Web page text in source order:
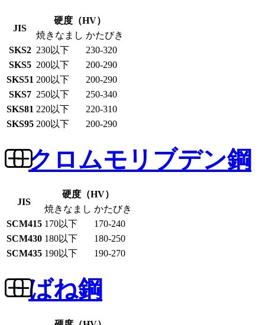
JIS
硬度（HV）
焼きなまし かたびき
SKS2 230以下
230-320
SKS5 200以下
200-290
SKS51 200以下
200-290
SKS7 250以下
250-340
SKS81 220以下
220-310
SKS95 200以下 200-290
クロムモリブデン鋼
JIS
硬度（HV）
焼きなまし かたびき
SCM415 170以下
170-240
SCM430 180以下
180-250
SCM435 190以下 190-270
ばね鋼